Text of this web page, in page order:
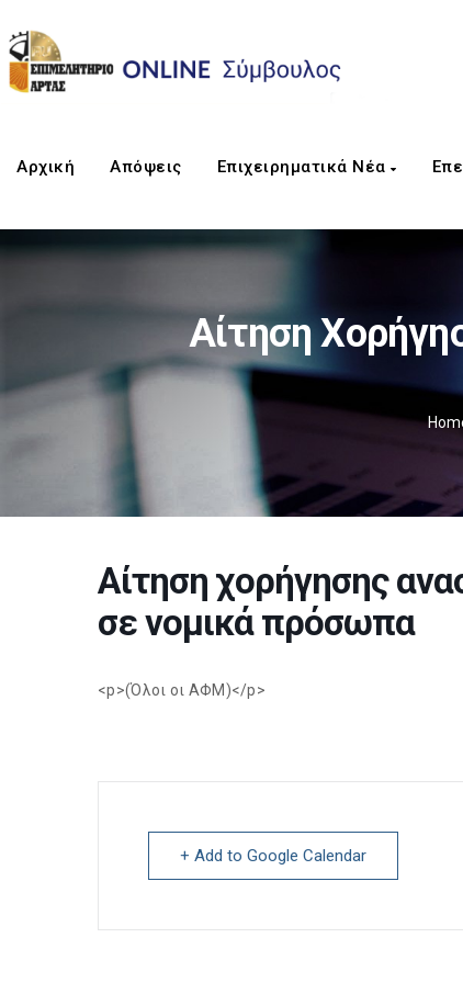
Αρχική Απόψεις Επιχειρηματικά Νέα
Αίτηση
Αίτηση χορήγησης
σε νομικά πρόσωπα
<p>(Όλοι οι ΑΦΜ)</p>
+ Add to Google Calendar